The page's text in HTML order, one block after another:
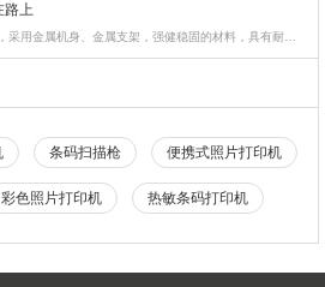
路上
条码扫描枪 便携式照片打印机
彩色照片打印机 热敏条码打印机